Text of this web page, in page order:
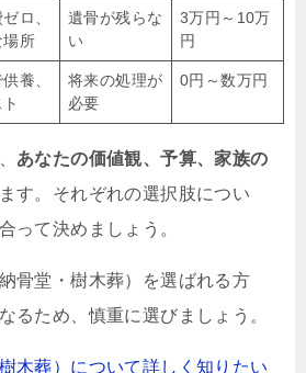
ロ、
場所
遺骨が残らな
い
3万円～10万
円
養、
将来の処理が
必要
0円～数万円
あなたの価値観、予算、家族の
す。それぞれの選択肢につい
って決めましょう。
骨堂・樹木葬）を選ばれる方
るため、慎重に選びましょう。
木葬）について詳しく知りたい